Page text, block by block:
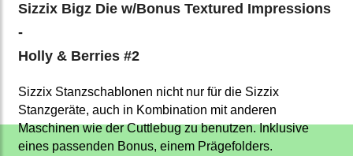
Sizzix Bigz Die w/Bonus Textured Impressions
-
Holly & Berries #2
Sizzix Stanzschablonen nicht nur für die Sizzix
Stanzgeräte, auch in Kombination mit anderen
Maschinen wie der Cuttlebug zu benutzen. Inklusive
eines passenden Bonus, einem Prägefolders.